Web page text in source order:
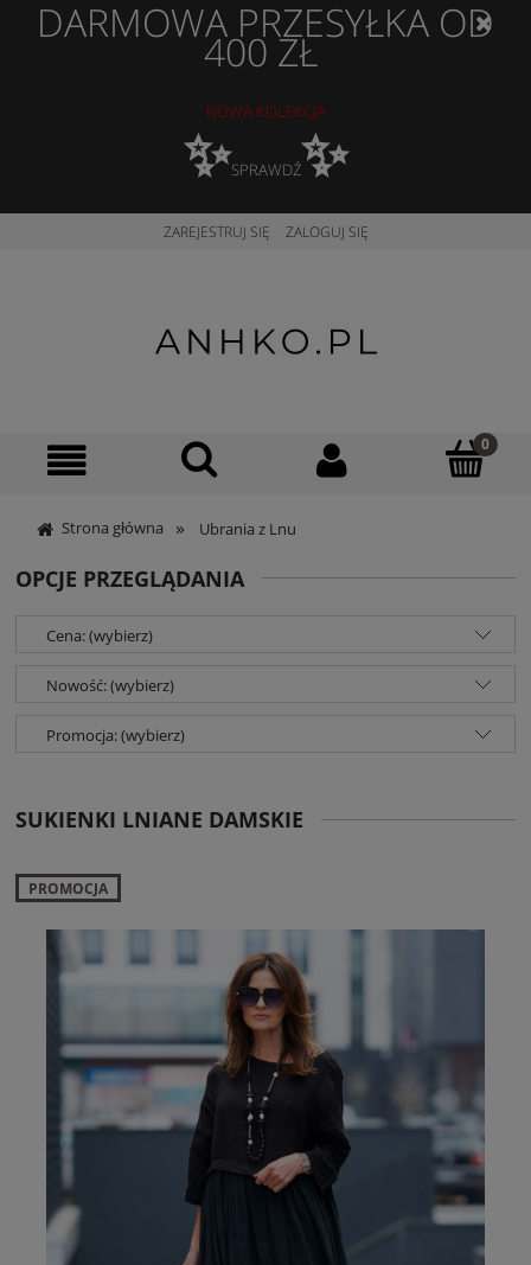
DARMOWA PRZESYŁKA OD
400 ZŁ
NOWA KOLEKCJA
✨SPRAWDŹ✨
ZAREJESTRUJ SIĘ ZALOGUJ SIĘ
Strona główna » Ubrania z Lnu
OPCJE PRZEGLĄDANIA
Cena: (wybierz)
Nowość: (wybierz)
Promocja: (wybierz)
SUKIENKI LNIANE DAMSKIE
PROMOCJA